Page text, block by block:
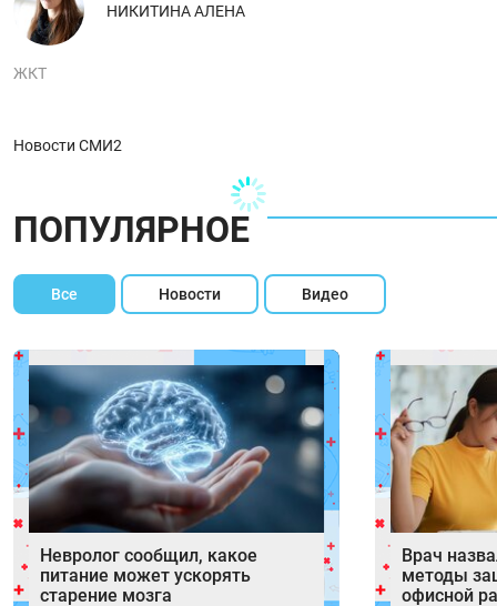
НИКИТИНА АЛЕНА
ЖКТ
Новости СМИ2
ПОПУЛЯРНОЕ
Все Новости Видео
Невролог сообщил, какое
питание может ускорять
старение мозга
Врач
методы
офисной